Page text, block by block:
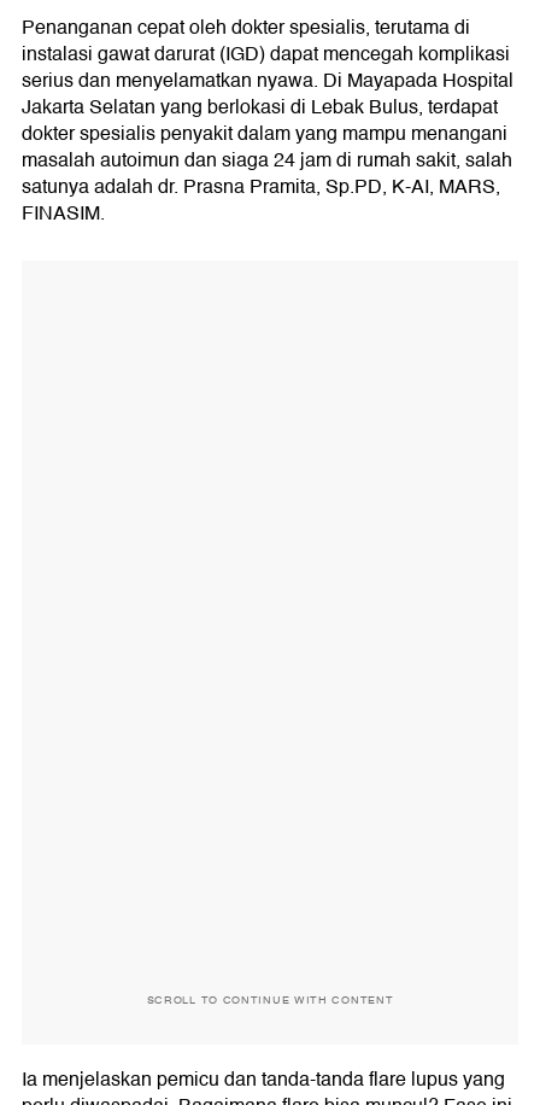
Penanganan cepat oleh dokter spesialis, terutama di
instalasi gawat darurat (IGD) dapat mencegah komplikasi
serius dan menyelamatkan nyawa. Di Mayapada Hospital
Jakarta Selatan yang berlokasi di Lebak Bulus, terdapat
dokter spesialis penyakit dalam yang mampu menangani
masalah autoimun dan siaga 24 jam di rumah sakit, salah
satunya adalah dr. Prasna Pramita, Sp.PD, K-AI, MARS,
FINASIM.
SCROLL TO CONTINUE WITH CONTENT
Ia menjelaskan pemicu dan tanda-tanda flare lupus yang